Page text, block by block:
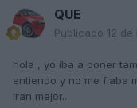
QUE
Publicado 12
hola , yo iba a poner
entiendo y no me fiaba
iran mejor..